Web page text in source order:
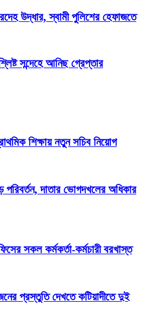
উদ্ধার, স্বামী পুলিশের হেফাজতে
সন্দেহে আনিছ গ্রেপ্তার
শিক্ষায় নতুন সচিব নিয়োগ
দাতার ভোগদখলের অধিকার
সকল কর্মকর্তা-কর্মচারী বরখাস্ত
প্রস্তুতি দেখতে কটিয়াদীতে দুই